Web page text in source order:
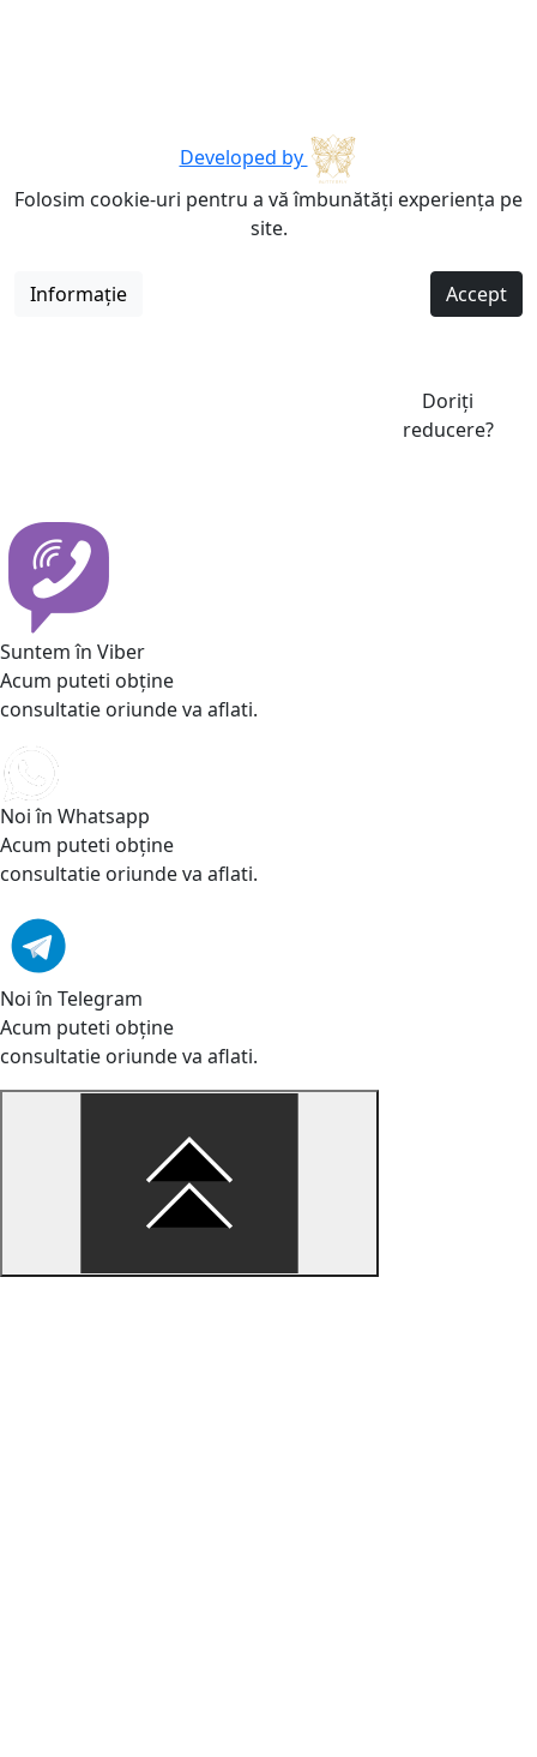
Developed by
Folosim cookie-uri pentru a vă îmbunătăți experiența pe
site.
Informație Accept
Doriți
reducere?
Suntem în Viber
Acum puteti obține
consultatie oriunde va aflati.
Noi în Whatsapp
Acum puteti obține
consultatie oriunde va aflati.
Noi în Telegram
Acum puteti obține
consultatie oriunde va aflati.